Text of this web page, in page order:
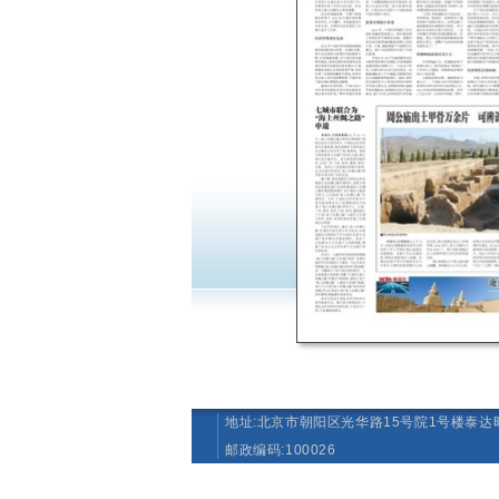
地址:北京市朝阳区光华路15号院1号楼泰
邮政编码:100026